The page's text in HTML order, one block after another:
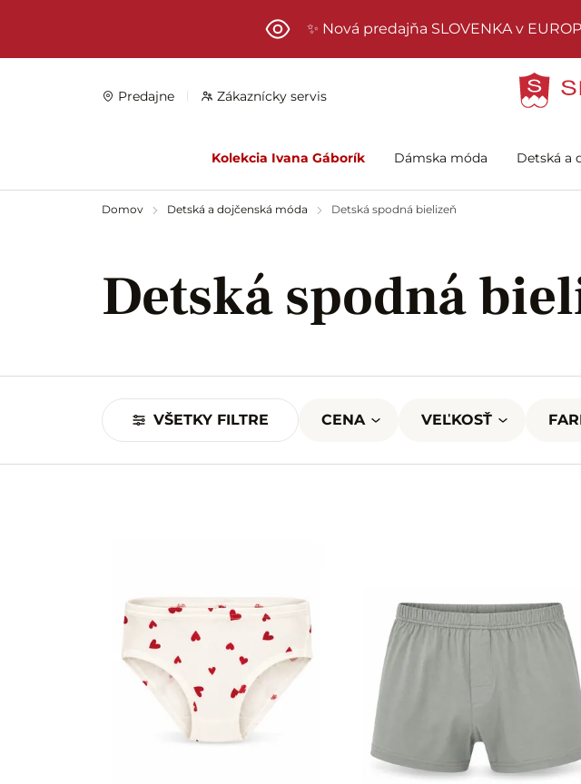
✨ Nová predajňa SLOVENKA v
Predajne Zákaznícky servis
Kolekcia Ivana Gáborík Dámska móda Detská a
Domov Detská a dojčenská móda Detská spodná bielizeň
Detská spodná
VŠETKY FILTRE CENA VEĽKOSŤ